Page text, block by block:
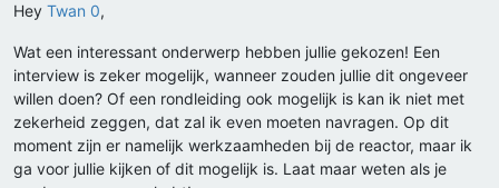
Hey Twan 0,
Wat een interessant onderwerp hebben jullie gekozen! Een
interview is zeker mogelijk, wanneer zouden jullie dit ongeveer
willen doen? Of een rondleiding ook mogelijk is kan ik niet met
zekerheid zeggen, dat zal ik even moeten navragen. Op dit
moment zijn er namelijk werkzaamheden bij de reactor, maar ik
ga voor jullie kijken of dit mogelijk is. Laat maar weten als je